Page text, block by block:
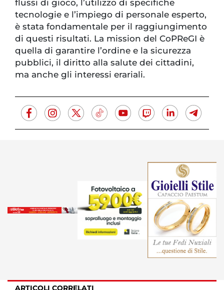
flussi di gioco, l’utilizzo di specifiche
tecnologie e l’impiego di personale esperto,
è stata fondamentale per il raggiungimento
di questi risultati. La mission del CoPReGI è
quella di garantire l’ordine e la sicurezza
pubblici, il diritto alla salute dei cittadini,
ma anche gli interessi erariali.
ARTICOLI CORRELATI